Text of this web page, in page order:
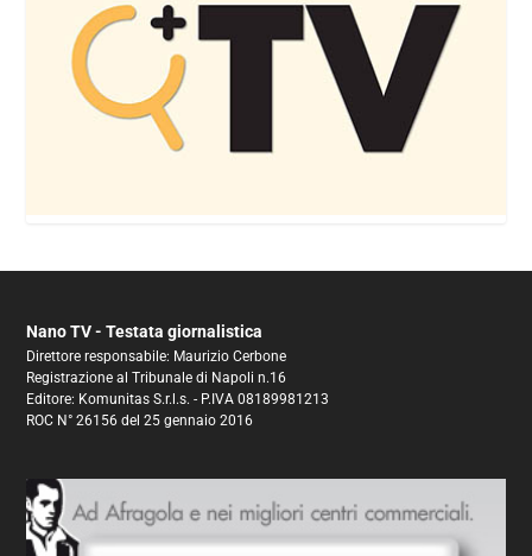
Nano TV - Testata giornalistica
Direttore responsabile: Maurizio Cerbone
Registrazione al Tribunale di Napoli n.16
Editore: Komunitas S.r.l.s. - P.IVA 08189981213
ROC N° 26156 del 25 gennaio 2016